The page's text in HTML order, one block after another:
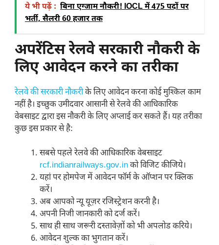
ये भी पढ़ें : बिना एग्जाम नौकरी! IOCL में 475 पदों पर
भर्ती, सैलरी 60 हजार तक
अपरेंटिस रेलवे सरकारी नौकरी के
लिए आवेदन करने का तरीका
रेलवे की सरकारी नौकरीके लिए आवेदन करना कोई मुश्किल काम
नहीं है। इच्छुक उमीदवार आसानी से रेलवे की आधिकारिक
वेबसाइट द्वारा इस नौकरी के लिए अप्लाई कर सकते हैं। यह तरीका
कुछ इस प्रकार से है:
सबसे पहले रेलवे की आधिकारिक वेबसाइट
rcf.indianrailways.gov.inको विजिट कीजिये।
यहां पर होमपेज में आवेदन फॉर्म के ऑप्शन पर क्लिक
करें।
अब आपको न्यू यूज़र रजिस्ट्रेशन करनी है।
अपनी निजी जानकारी को दर्ज करें।
साथ ही साथ जरूरी दस्तावेज़ों को भी अपलोड करिये।
आवेदन शुल्क का भुगतान करें।